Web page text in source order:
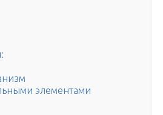
элементами